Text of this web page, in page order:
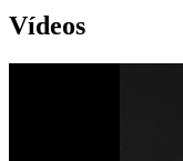
Vídeos